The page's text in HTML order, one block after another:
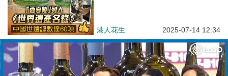
港人花生 2025-07-14 12:34